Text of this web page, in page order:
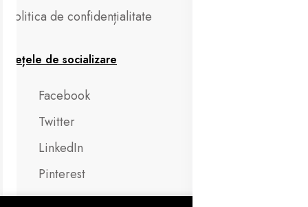
Politica de confidențialitate
Rețele de socializare
Facebook
Twitter
LinkedIn
Pinterest